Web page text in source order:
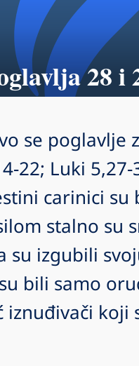
28 i
se poglavlje
22; Luki
carinici
stalno su
su izgubili
bili samo
koji